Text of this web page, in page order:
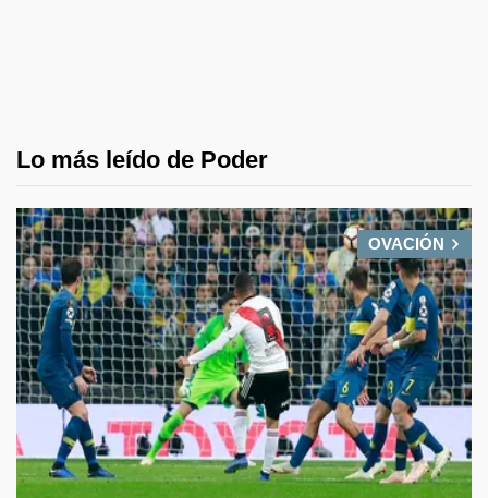
Lo más leído de Poder
OVACIÓN